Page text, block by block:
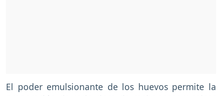
El poder emulsionante de los huevos permite la